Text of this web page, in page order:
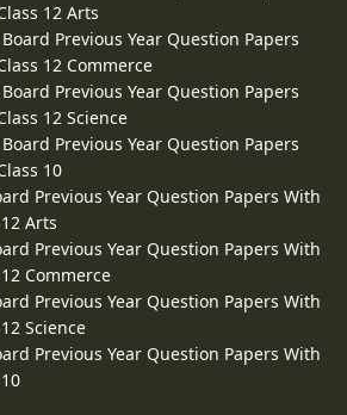
12 Arts
Previous Year Question Papers
12 Commerce
Previous Year Question Papers
12 Science
Previous Year Question Papers
10
Previous Year Question Papers With
Arts
Previous Year Question Papers With
Commerce
Previous Year Question Papers With
Science
Previous Year Question Papers With